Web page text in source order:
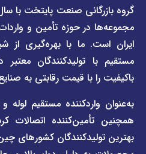
صنعت پایتخت با سال‌ها تجربه،
حوزه تأمین و واردات لوله و
ما با بهره‌گیری از شبکه گسترده
تولیدکنندگان معتبر داخلی و
با قیمت رقابتی به صنایع مختلف
اتصالات کربن
کشورهای چین و ترکیه